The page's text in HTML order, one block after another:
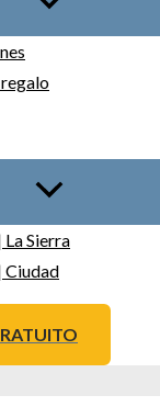
Sierra
Ciudad